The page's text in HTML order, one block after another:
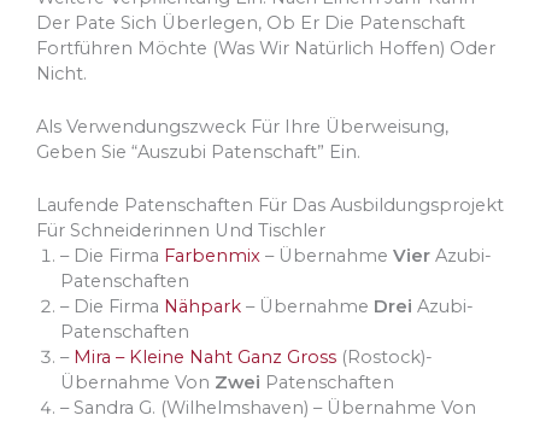
Der Pate Sich Überlegen, Ob Er Die Patenschaft
Fortführen Möchte (was Wir Natürlich Hoffen) Oder
Nicht.
Als Verwendungszweck Für Ihre Überweisung,
Geben Sie “Auszubi Patenschaft” Ein.
Laufende Patenschaften Für Das Ausbildungsprojekt
Für Schneiderinnen Und Tischler
– Die Firma Farbenmix – Übernahme Vier Azubi-
Patenschaften
– Die Firma Nähpark – Übernahme Drei Azubi-
Patenschaften
– Mira – Kleine Naht Ganz Gross (Rostock)-
Übernahme Von Zwei Patenschaften
– Sandra G. (Wilhelmshaven) – Übernahme Von